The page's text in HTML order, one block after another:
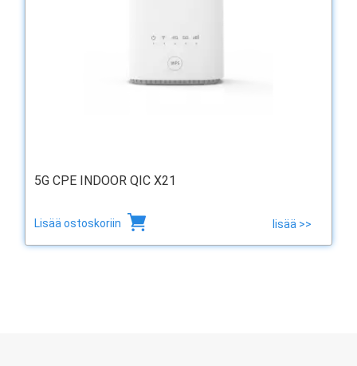
5G CPE INDOOR QIC X21
Lisää ostoskoriin lisää >>